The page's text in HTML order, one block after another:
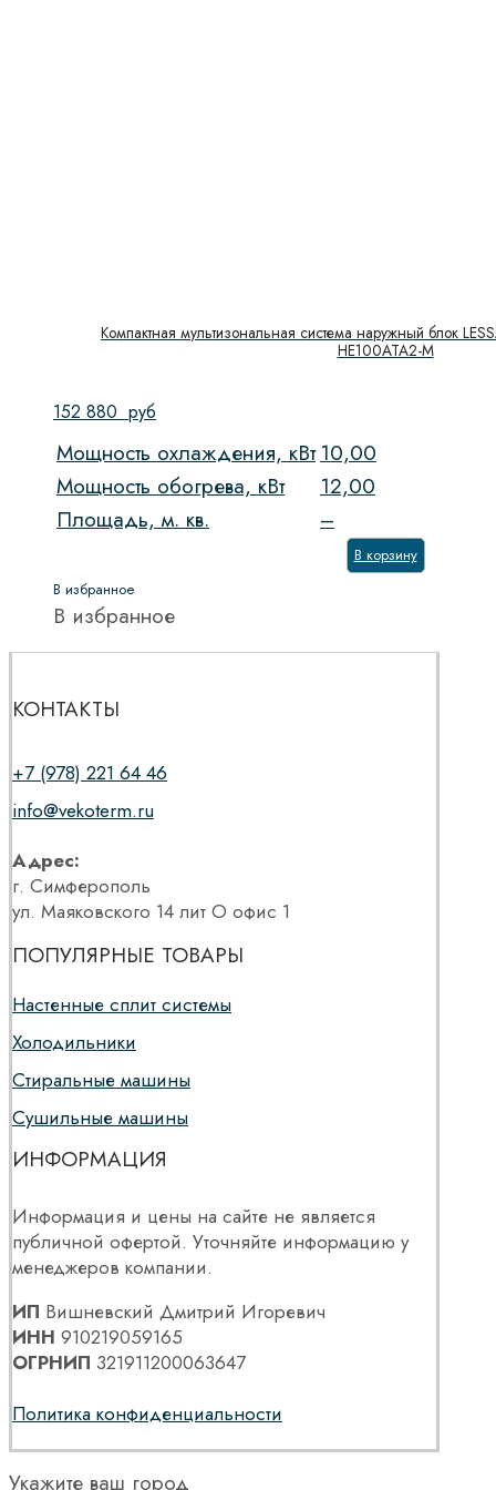
Компактная мультизональная система наружный блок
HE100ATA2-M
152 880 руб
Мощность охлаждения, кВт 10,00
Мощность обогрева, кВт
12,00
Площадь, м. кв.
–
В корзину
В избранное
В избранное
КОНТАКТЫ
+7 (978) 221 64 46
info@vekoterm.ru
Адрес:
г. Симферополь
ул. Маяковского 14 лит О офис 1
ПОПУЛЯРНЫЕ ТОВАРЫ
Настенные сплит системы
Холодильники
Стиральные машины
Сушильные машины
ИНФОРМАЦИЯ
Информация и цены на сайте не является
публичной офертой. Уточняйте информацию у
менеджеров компании.
ИП Вишневский Дмитрий Игоревич
ИНН 910219059165
ОГРНИП 321911200063647
Политика конфиденциальности
Укажите ваш город